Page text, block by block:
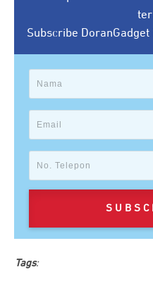
Subscribe
Tags: